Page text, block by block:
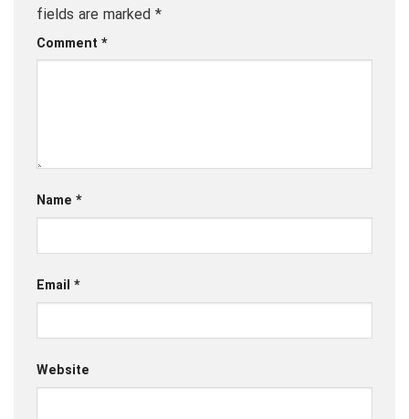
fields are marked *
Comment *
Name *
Email *
Website